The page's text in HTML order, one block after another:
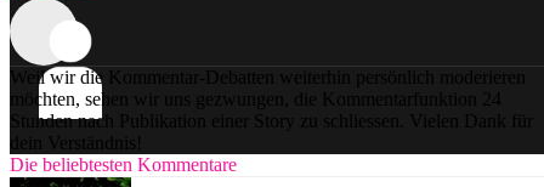
Weil wir die Kommentar-Debatten weiterhin persönlich moderieren
möchten, sehen wir uns gezwungen, die Kommentarfunktion 24
Stunden nach Publikation einer Story zu schliessen. Vielen Dank für
dein Verständnis!
Die beliebtesten Kommentare